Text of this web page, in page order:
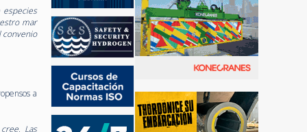
mar
convenio
a
Las